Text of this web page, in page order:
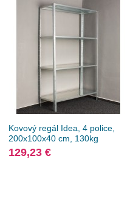
Kovový regál Idea, 4 police,
200x100x40 cm, 130kg
129,23 €